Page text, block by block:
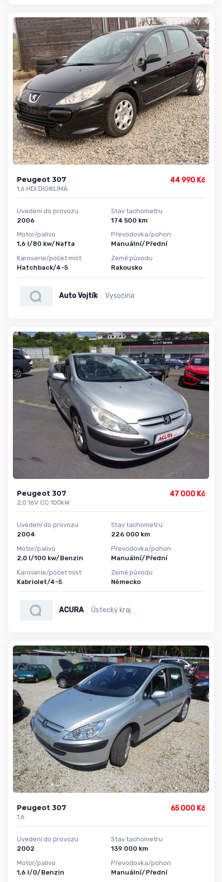
Peugeot 307
1,6 HDI DIGIKLIMA
44 990 Kč
Uvedení do provozu
2006
Motor/palivo
1,6 l/80 kw/Nafta
Karoserie/počet míst
Hatchback/4-5
Stav tachometru
174 500 km
Převodovka/pohon
Manuální/Přední
Země původu
Rakousko
Auto Vojtík Vysočina
Peugeot 307
2,0 16V CC 100kW
47 000 Kč
Uvedení do provozu
2004
Motor/palivo
2,0 l/100 kw/Benzin
Karoserie/počet míst
Kabriolet/4-5
Stav tachometru
226 000 km
Převodovka/pohon
Manuální/Přední
Země původu
Německo
ACURA Ústecký kraj
Peugeot 307
1,6
65 000 Kč
Uvedení do provozu
2002
Motor/palivo
1,6 l/0/Benzin
Stav tachometru
139 000 km
Převodovka/pohon
Manuální/Přední